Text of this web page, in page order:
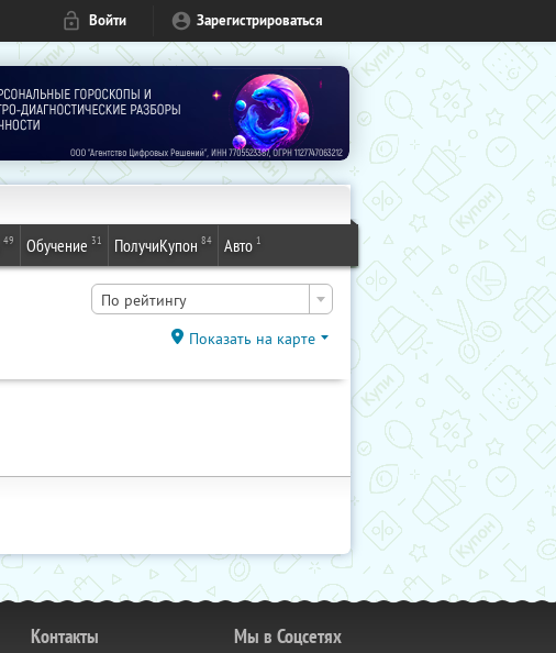
Войти Зарегистрироваться
49 Обучение 31 ПолучиКупон 84 Авто 1
По рейтингу
Показать на карте
Контакты Мы в Соцсетях